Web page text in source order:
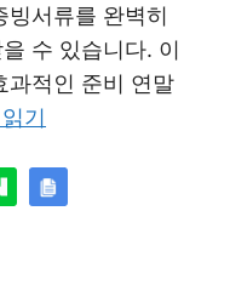
빙서류를 완벽히
수 있습니다. 이
과적인 준비 연말
기